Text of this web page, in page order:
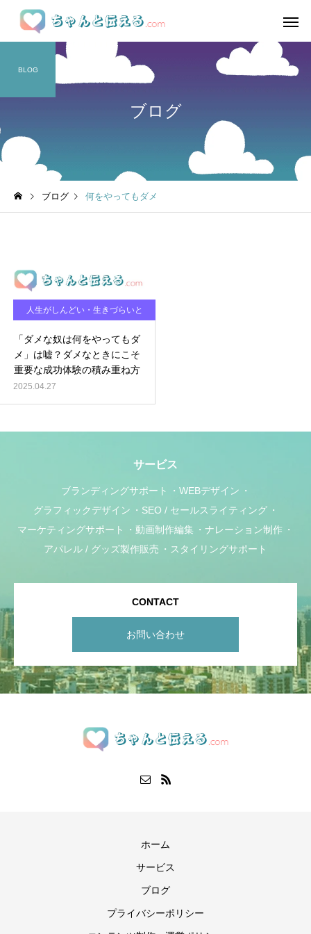
ブログ
BLOG
ブログ 何をやってもダメ
人生がしんどい・生きづらいと
「ダメな奴は何をやってもダ
メ」は嘘？ダメなときにこそ
重要な成功体験の積み重ね方
2025.04.27
サービス
ブランディングサポート
WEBデザイン
グラフィックデザイン
SEO / セールスライティング
マーケティングサポート
動画制作編集
ナレーション制作
アパレル / グッズ製作販売
スタイリングサポート
CONTACT
お問い合わせ
ホーム
サービス
ブログ
プライバシーポリシー